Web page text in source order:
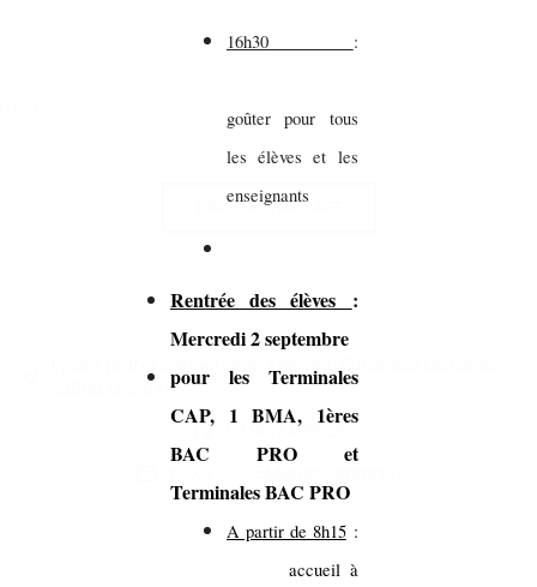
16h30 :
goûter pour tous
les élèves et les
enseignants
Rentrée des élèves :
Mercredi 2 septembre
pour les Terminales
CAP, 1 BMA, 1ères
BAC PRO et
Terminales BAC PRO
A partir de 8h15:
accueil à
exclusives du traitement de ma demande de contact.
ENVOYER LE MESSAGE
22800 Quintin
02.96.74.86.26